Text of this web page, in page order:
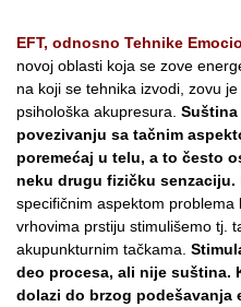
EFT, odnosno Tehnike
novoj oblasti koja se zove
na koji se tehnika izvodi, zovu
psihološka akupresura.
povezivanju sa tačnim
poremećaj u telu, a to često
neku drugu fizičku senzaciju.
specifičnim aspektom problema
vrhovima prstiju stimulišemo tj.
akupunkturnim tačkama.
deo procesa, ali nije suština.
dolazi do brzog podešavanja